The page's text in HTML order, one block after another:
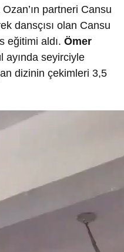
Ozan’ın partneri Cansu
dansçısı olan Cansu
eğitimi aldı. Ömer
ayında seyirciyle
dizinin çekimleri 3,5